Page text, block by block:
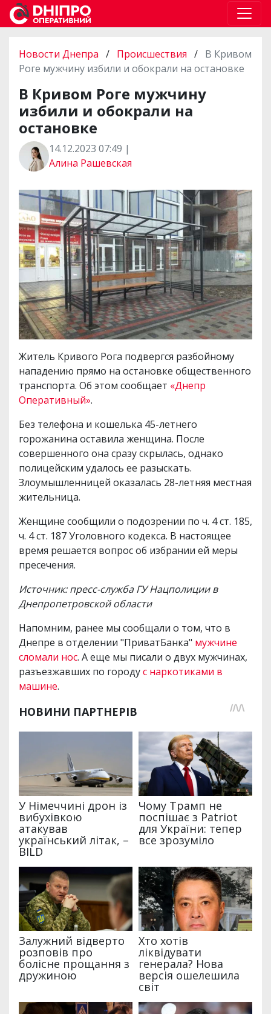
Новости Днепра / Происшествия / В Кривом
Роге мужчину избили и обокрали на остановке
В Кривом Роге мужчину
избили и обокрали на
остановке
14.12.2023 07:49 |
Алина Рашевская
Житель Кривого Рога подвергся разбойному
нападению прямо на остановке общественного
транспорта. Об этом сообщает «Днепр
Оперативный».
Без телефона и кошелька 45-летнего
горожанина оставила женщина. После
совершенного она сразу скрылась, однако
полицейским удалось ее разыскать.
Злоумышленницей оказалась 28-летняя местная
жительница.
Женщине сообщили о подозрении по ч. 4 ст. 185,
ч. 4 ст. 187 Уголовного кодекса. В настоящее
время решается вопрос об избрании ей меры
пресечения.
Источник: пресс-служба ГУ Нацполиции в
Днепропетровской области
Напомним, ранее мы сообщали о том, что в
Днепре в отделении "ПриватБанка" мужчине
сломали нос. А еще мы писали о двух мужчинах,
разъезжавших по городус наркотиками в
машине.